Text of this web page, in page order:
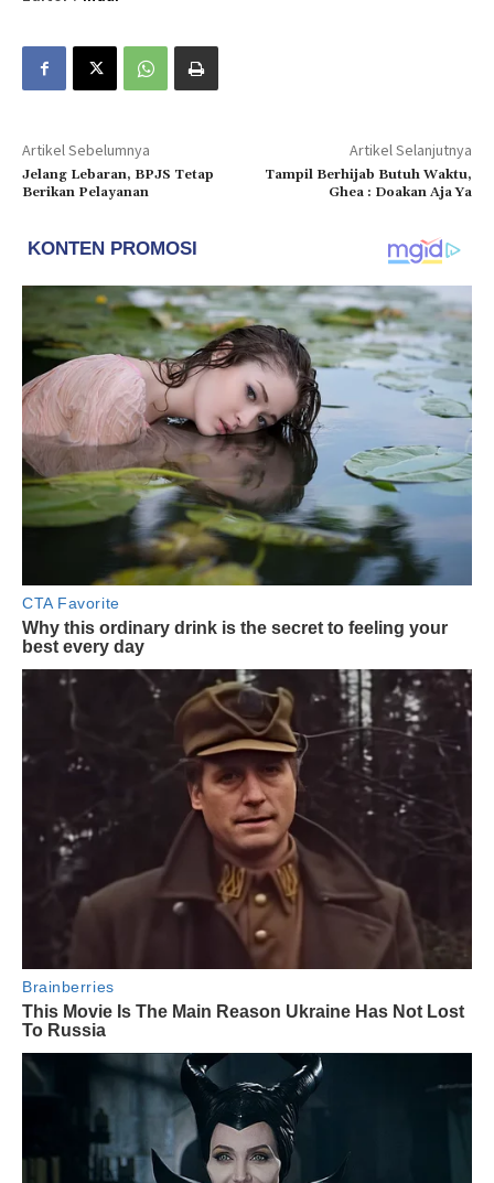
Artikel Sebelumnya
Jelang Lebaran, BPJS Tetap
Berikan Pelayanan
Artikel Selanjutnya
Tampil Berhijab Butuh Waktu,
Ghea : Doakan Aja Ya